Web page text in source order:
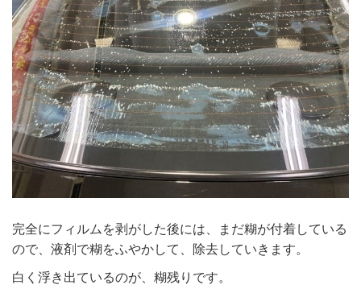
完全にフィルムを剥がした後には、まだ糊が付着している
ので、液剤で糊をふやかして、除去していきます。
白く浮き出ているのが、糊残りです。